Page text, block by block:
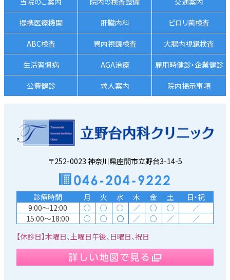
提携医療機関 肝臓内科 ピロリ菌検査
ABC検査 胃内視鏡検査 大腸内視鏡検査
生活習慣病 AGA治療 雇用時健診・企業健診
公費健診 求人案内 院内掲示事項
〒252-0023 神奈川県座間市立野台3-14-5
診療時間 月 火 水 木 金 土
日・祝
9:00～12:00
○ ○ ○ ／ ○ ○
／
15:00～18:00
○ ○ 〇 ／ ○ ／
／
【休診日】木曜日、土曜日午後、日曜日、祝日